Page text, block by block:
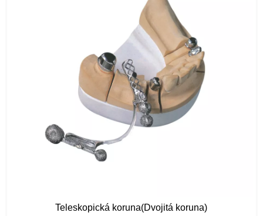
Teleskopická koruna(Dvojitá koruna)